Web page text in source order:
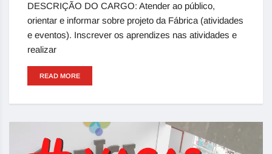
DESCRIÇÃO DO CARGO: Atender ao público,
orientar e informar sobre projeto da Fábrica (atividades
e eventos). Inscrever os aprendizes nas atividades e
realizar
READ MORE